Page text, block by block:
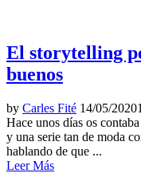
El storytelling
buenos
by Carles Fité 14/05/2020
Hace unos días os
y una serie tan de moda
hablando de que ...
Leer Más